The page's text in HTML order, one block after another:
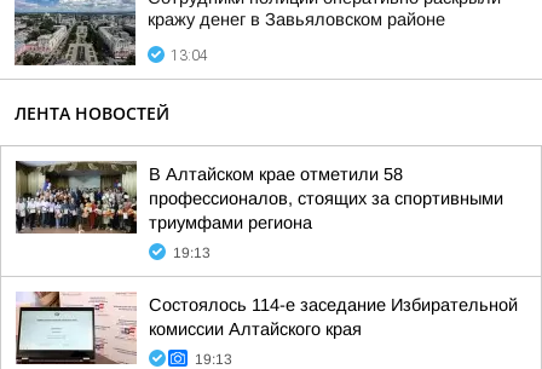
кражу денег в Завьяловском районе
13:04
ЛЕНТА НОВОСТЕЙ
В Алтайском крае отметили 58
профессионалов, стоящих за спортивными
триумфами региона
19:13
Состоялось 114-е заседание Избирательной
комиссии Алтайского края
19:13